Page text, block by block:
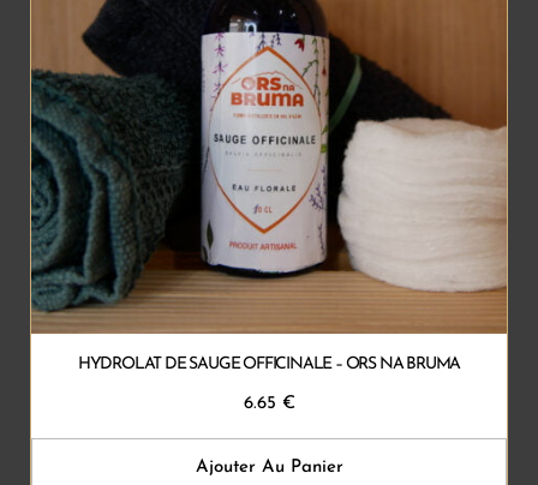
HYDROLAT DE SAUGE OFFICINALE – ORS NA BRUMA
6.65 €
Ajouter Au Panier